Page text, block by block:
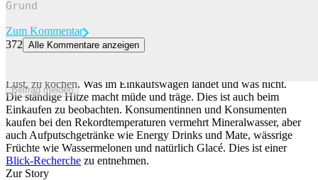
Beitrag melden
Zum Kommentar
372 Alle Kommentare anzeigen
Lust, zu kochen. Was im Einkaufswagen landet und was nicht.
Die ständige Hitze macht müde und träge. Dies ist auch beim
Einkaufen zu beobachten. Konsumentinnen und Konsumenten
kaufen bei den Rekordtemperaturen vermehrt Mineralwasser, aber
auch Aufputschgetränke wie Energy Drinks und Mate, wässrige
Früchte wie Wassermelonen und natürlich Glacé. Dies ist einer
Blick-Recherche zu entnehmen.
Zur Story